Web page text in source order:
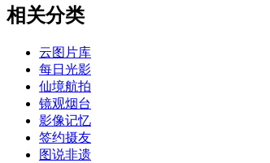
相关分类
云图片库
每日光影
仙境航拍
镜观烟台
影像记忆
签约摄友
图说非遗